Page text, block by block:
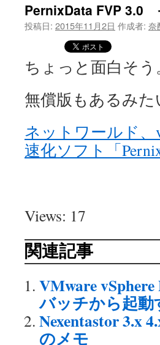
PernixData FVP 3.0
投稿日: 2015年11月2日 作成者: 奈
ちょっと面白そう
無償版もあるみ
ネットワールド、
速化ソフト「
Views: 17
関連記事
VMware
バッチから起
Nexentastor 3.x
のメモ